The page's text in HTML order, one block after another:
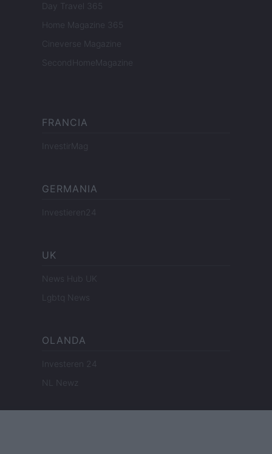
Day Travel 365
Home Magazine 365
Cineverse Magazine
SecondHomeMagazine
FRANCIA
InvestirMag
GERMANIA
Investieren24
UK
News Hub UK
Lgbtq News
OLANDA
Investeren 24
NL Newz